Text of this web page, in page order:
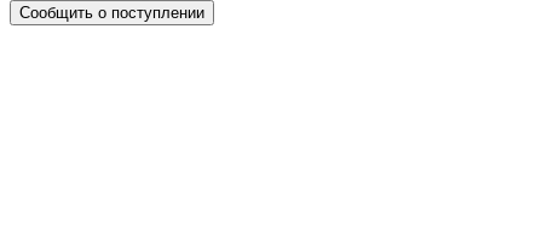
Сообщить о поступлении